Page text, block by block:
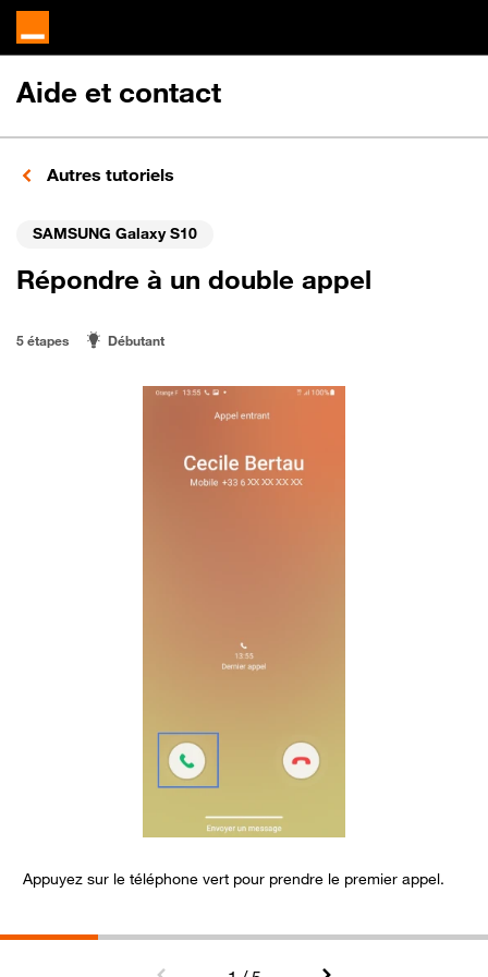
Aide et contact
Autres tutoriels
SAMSUNG Galaxy S10
Répondre à un double appel
5 étapes Débutant
Appuyez sur le téléphone vert pour prendre le premier appel.
-